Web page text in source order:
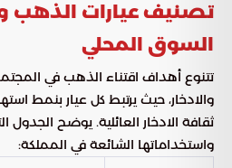
تصنيف عيارات الذهب
السوق المحلي
تتنوع أهداف اقتناء الذهب في
والادخار، حيث يرتبط كل عيار بنمط
ثقافة الادخار العائلية. يوضح الجدول
واستخداماتها الشائعة في المملكة: